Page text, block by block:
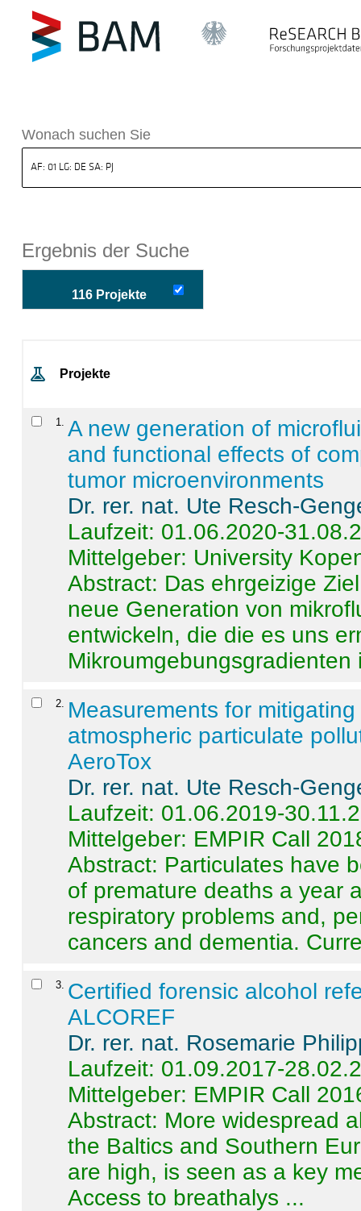
BAM
Wonach suchen Sie
Ergebnis der Suche
116 Projekte
Projekte
1
A new generation of
and functional effects of
tumor microenvironments
Dr. rer. nat. Ute Resch-
Laufzeit: 01.06.2020-
Mittelgeber: University
Abstract: Das ehrgeizige
neue Generation von
entwickeln, die die es uns
Mikroumgebungsgradienten
2
Measurements for
atmospheric particulate
AeroTox
Dr. rer. nat. Ute Resch-
Laufzeit: 01.06.2019-
Mittelgeber: EMPIR Call
Abstract: Particulates have
of premature deaths a year
respiratory problems and,
cancers and dementia.
3 Certified forensic alcohol
ALCOREF
Dr. rer. nat. Rosemarie
Laufzeit: 01.09.2017-
Mittelgeber: EMPIR Call
Abstract: More widespread
the Baltics and Southern
are high, is seen as a key
Access to breathalys ...